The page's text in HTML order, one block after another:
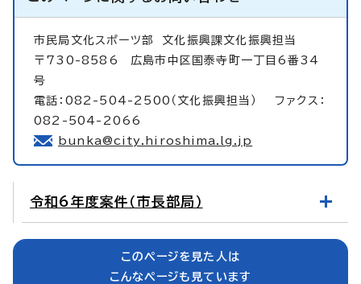
市民局文化スポーツ部 文化振興課文化振興担当
〒730-8586 広島市中区国泰寺町一丁目6番34
号
電話：082-504-2500（文化振興担当） ファクス：
082-504-2066
bunka@city.hiroshima.lg.jp
令和6年度案件（市長部局）
このページを見た人は
こんなページも見ています